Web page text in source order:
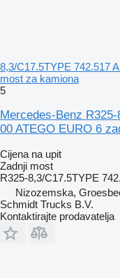
8,3/C17.5TYPE 742.517
most za kamiona
5
Mercedes-Benz
00 ATEGO EURO 6
Cijena na upit
Zadnji most
R325-8,3/C17.5TYPE
Nizozemska,
Schmidt Trucks B.V.
Kontaktirajte prodavatelja